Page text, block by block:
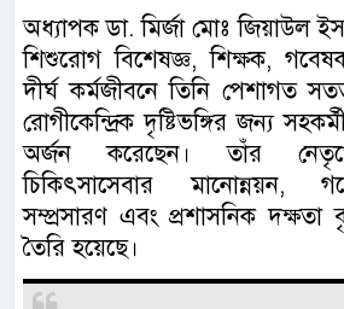
অধ্যাপক ডা. মির্জা মোঃ জিয়াউল
শিশুরোগ বিশেষজ্ঞ, শিক্ষক,
দীর্ঘ কর্মজীবনে তিনি পেশাগত
রোগীকেন্দ্রিক দৃষ্টিভঙ্গির জন্য
অর্জন করেছেন। তাঁর
চিকিৎসাসেবার মানোন্নয়ন,
সম্প্রসারণ এবং প্রশাসনিক দক্ষতা
তৈরি হয়েছে।